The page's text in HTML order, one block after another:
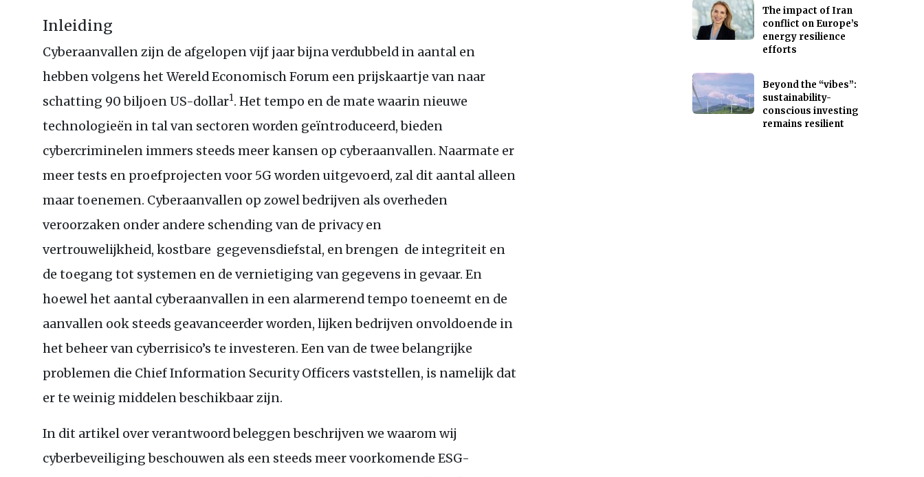
Inleiding
Cyberaanvallen zijn de afgelopen vijf jaar bijna verdubbeld in aantal en
hebben volgens het Wereld Economisch Forum een prijskaartje van naar
schatting 90 biljoenUS-dollar1. Het tempo en de mate waarin nieuwe
technologieën in tal van sectoren worden geïntroduceerd, bieden
cybercriminelen immers steeds meer kansen op cyberaanvallen. Naarmate er
meer tests en proefprojecten voor 5G worden uitgevoerd, zal dit aantal alleen
maar toenemen. Cyberaanvallen op zowel bedrijven als overheden
veroorzaken onder andere schending van de privacy en
vertrouwelijkheid, kostbare gegevensdiefstal, en brengen de integriteit en
de toegang tot systemen en de vernietiging van gegevens in gevaar. En
hoewel het aantal cyberaanvallen in een alarmerend tempo toeneemt en de
aanvallen ook steeds geavanceerder worden, lijken bedrijven onvoldoende in
het beheer van cyberrisico’s te investeren. Een van de twee belangrijke
problemen die Chief Information Security Officers vaststellen, is namelijk dat
er te weinig middelen beschikbaar zijn.
In dit artikel over verantwoord beleggen beschrijven we waarom wij
cyberbeveiliging beschouwen als een steeds meer voorkomende ESG-
The impact of Iran
conflict on Europe’s
energy resilience
efforts
Beyond the “vibes”:
sustainability-
conscious investing
remains resilient